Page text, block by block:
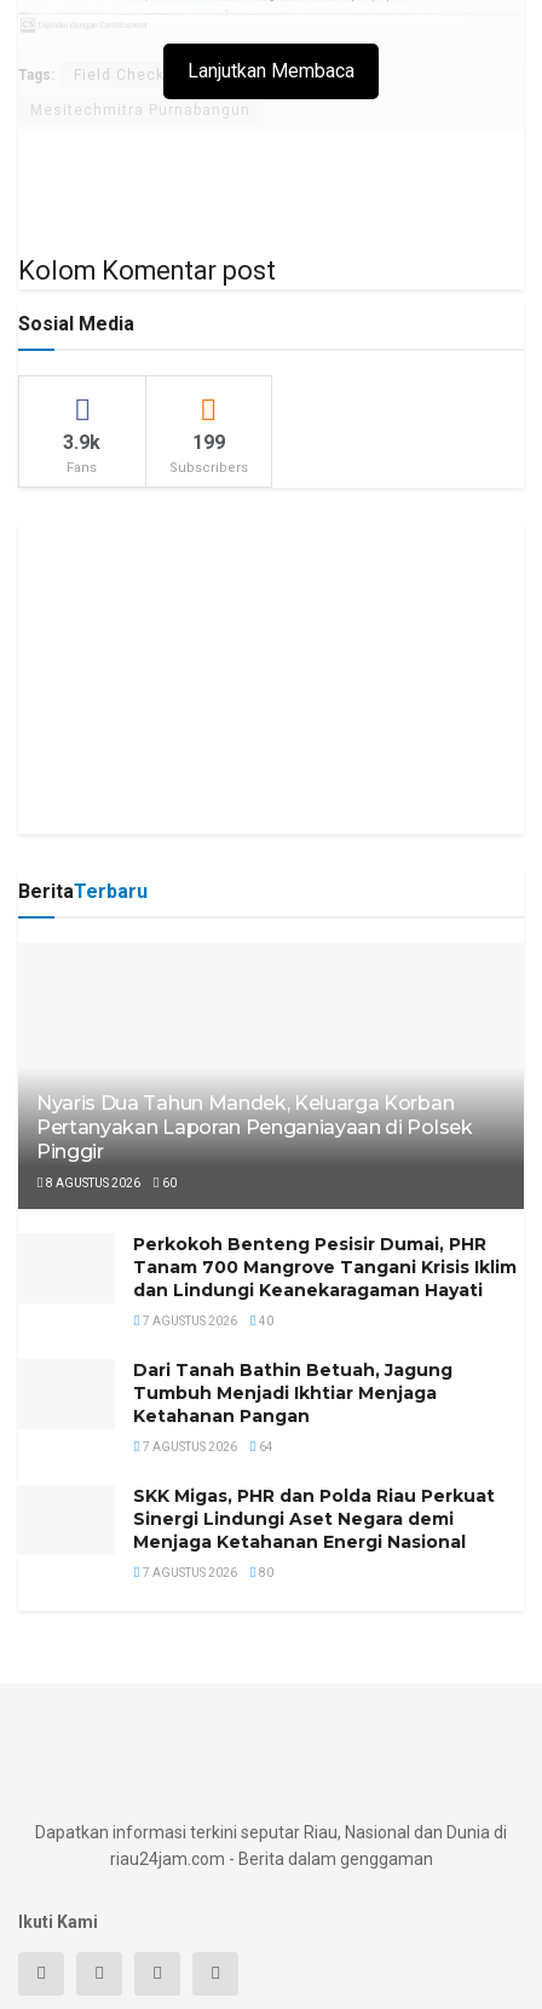
Lanjutkan Membaca
Tags: Field Checker Lowongan Kerja
Mesitechmitra Purnabangun
Kolom Komentar post
Sosial Media
3.9k
Fans
199
Subscribers
BeritaTerbaru
Nyaris Dua Tahun Mandek, Keluarga Korban
Pertanyakan Laporan Penganiayaan di Polsek
Pinggir
8 AGUSTUS 2026 60
Perkokoh Benteng Pesisir Dumai, PHR
Tanam 700 Mangrove Tangani Krisis Iklim
dan Lindungi Keanekaragaman Hayati
7 AGUSTUS 2026 40
Dari Tanah Bathin Betuah, Jagung
Tumbuh Menjadi Ikhtiar Menjaga
Ketahanan Pangan
7 AGUSTUS 2026 64
SKK Migas, PHR dan Polda Riau Perkuat
Sinergi Lindungi Aset Negara demi
Menjaga Ketahanan Energi Nasional
7 AGUSTUS 2026 80
Dapatkan informasi terkini seputar Riau, Nasional dan Dunia di
riau24jam.com - Berita dalam genggaman
Ikuti Kami